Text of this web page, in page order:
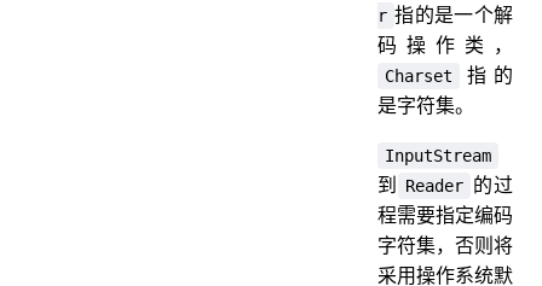
r 指的是一个解
码操作类，
Charset
指的
是字符集。
InputStream
到 Reader 的过
程需要指定编码
字符集，否则将
采用操作系统默